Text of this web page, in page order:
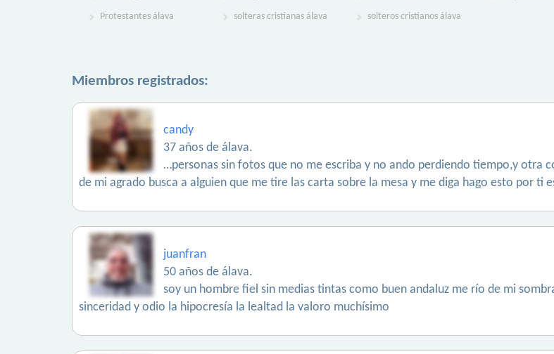
Protestantes álava solteras cristianas álava solteros cristianos álava
Miembros registrados:
candy
37 años de álava.
…personas sin fotos que no me escriba y no ando perdiendo tiempo,y otra
de mi agrado busca a alguien que me tire las carta sobre la mesa y me diga hago esto por ti
juanfran
50 años de álava.
soy un hombre fiel sin medias tintas como buen andaluz me río de mi
sinceridad y odio la hipocresía la lealtad la valoro muchísimo